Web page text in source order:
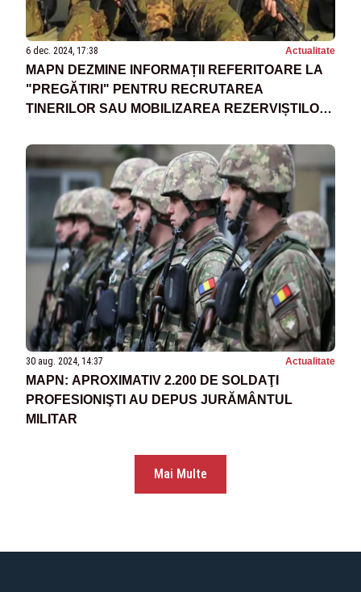
6 dec. 2024, 17:38 Actualitate
MAPN DEZMINE INFORMAȚII REFERITOARE LA
"PREGĂTIRI" PENTRU RECRUTAREA
TINERILOR SAU MOBILIZAREA REZERVIȘTILOR:
MANIPULATOARE”
30 aug. 2024, 14:37 Actualitate
MAPN: APROXIMATIV 2.200 DE SOLDAŢI
PROFESIONIŞTI AU DEPUS JURĂMÂNTUL
MILITAR
Mai Multe